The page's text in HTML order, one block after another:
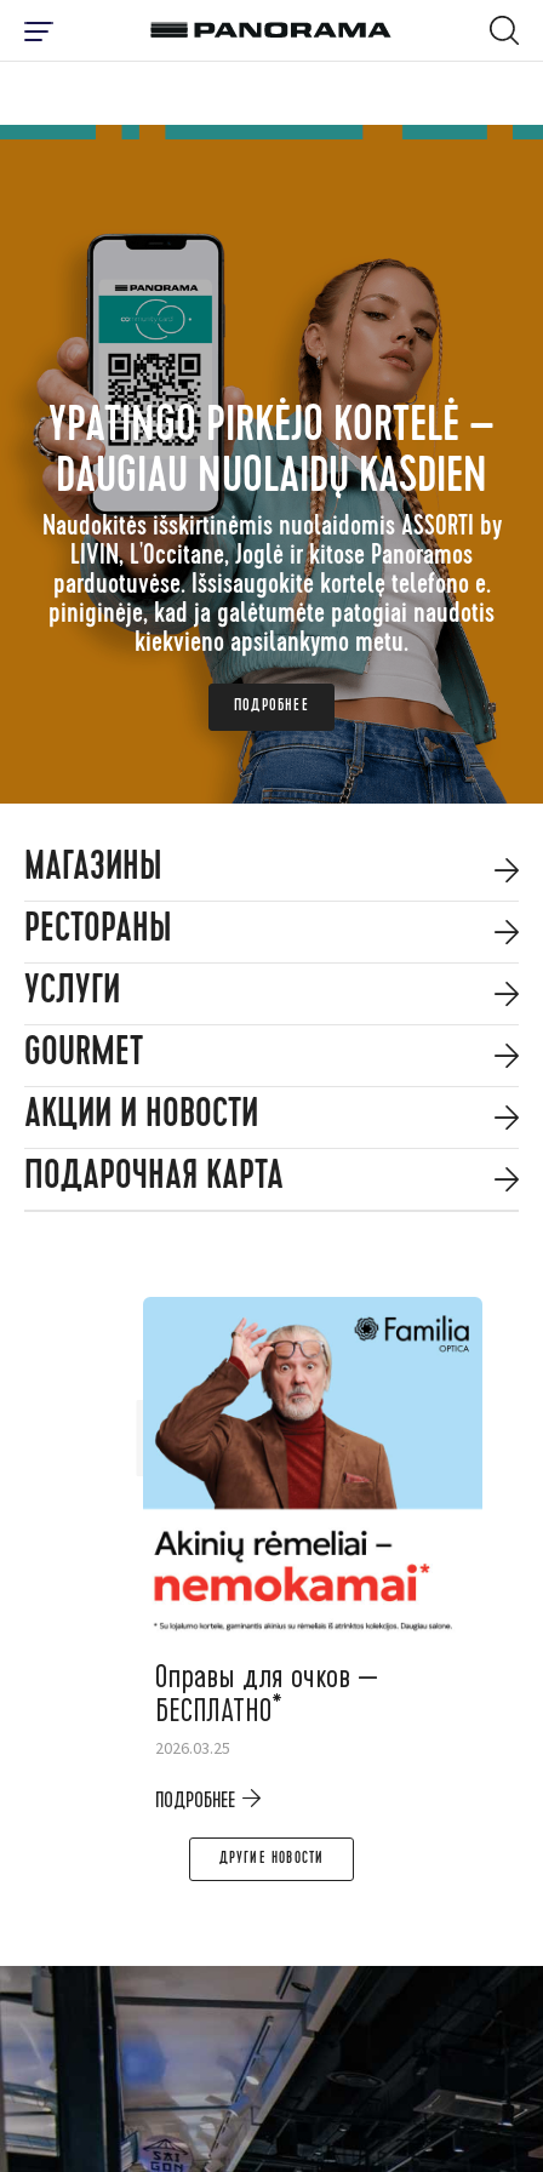
ТОРГОВЫЙ И РАЗВЛЕКАТЕЛЬНЫЙ
YPATINGO PIRKĖJO KORTELĖ –
DAUGIAU NUOLAIDŲ KASDIEN
Naudokitės išskirtinėmis nuolaidomis ASSORTI by
LIVIN, L'Occitane, Joglė ir kitose Panoramos
parduotuvėse. Išsisaugokite kortelę telefono e.
piniginėje, kad ja galėtumėte patogiai naudotis
kiekvieno apsilankymo metu.
ПОДРОБНЕЕ
МАГАЗИНЫ
РЕСТОРАНЫ
УСЛУГИ
GOURMET
АКЦИИ И НОВОСТИ
ПОДАРОЧНАЯ КАРТА
НОВОСТИ
Оправы для очков —
БЕСПЛАТНО*
2026.03.25
ПОДРОБНЕЕ
ДРУГИЕ НОВОСТИ